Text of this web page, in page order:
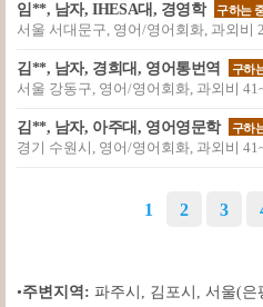
임**, 남자, IHESA대, 경영학 구하는
서울 서대문구, 영어/영어회화, 과외비
김**, 남자, 경희대, 영어통번역 구하
서울 강동구, 영어/영어회화, 과외비
김**, 남자, 아주대, 영어영문학 구하
경기 수원시, 영어/영어회화, 과외비
1 2 3
•주변지역: 파주시 , 김포시 , 서울(은